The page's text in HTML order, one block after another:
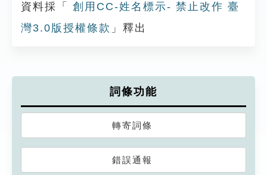
資料採「
創用CC-姓名標示- 禁止改作 臺
灣3.0版授權條款 」釋出
詞條功能
轉寄詞條
錯誤通報